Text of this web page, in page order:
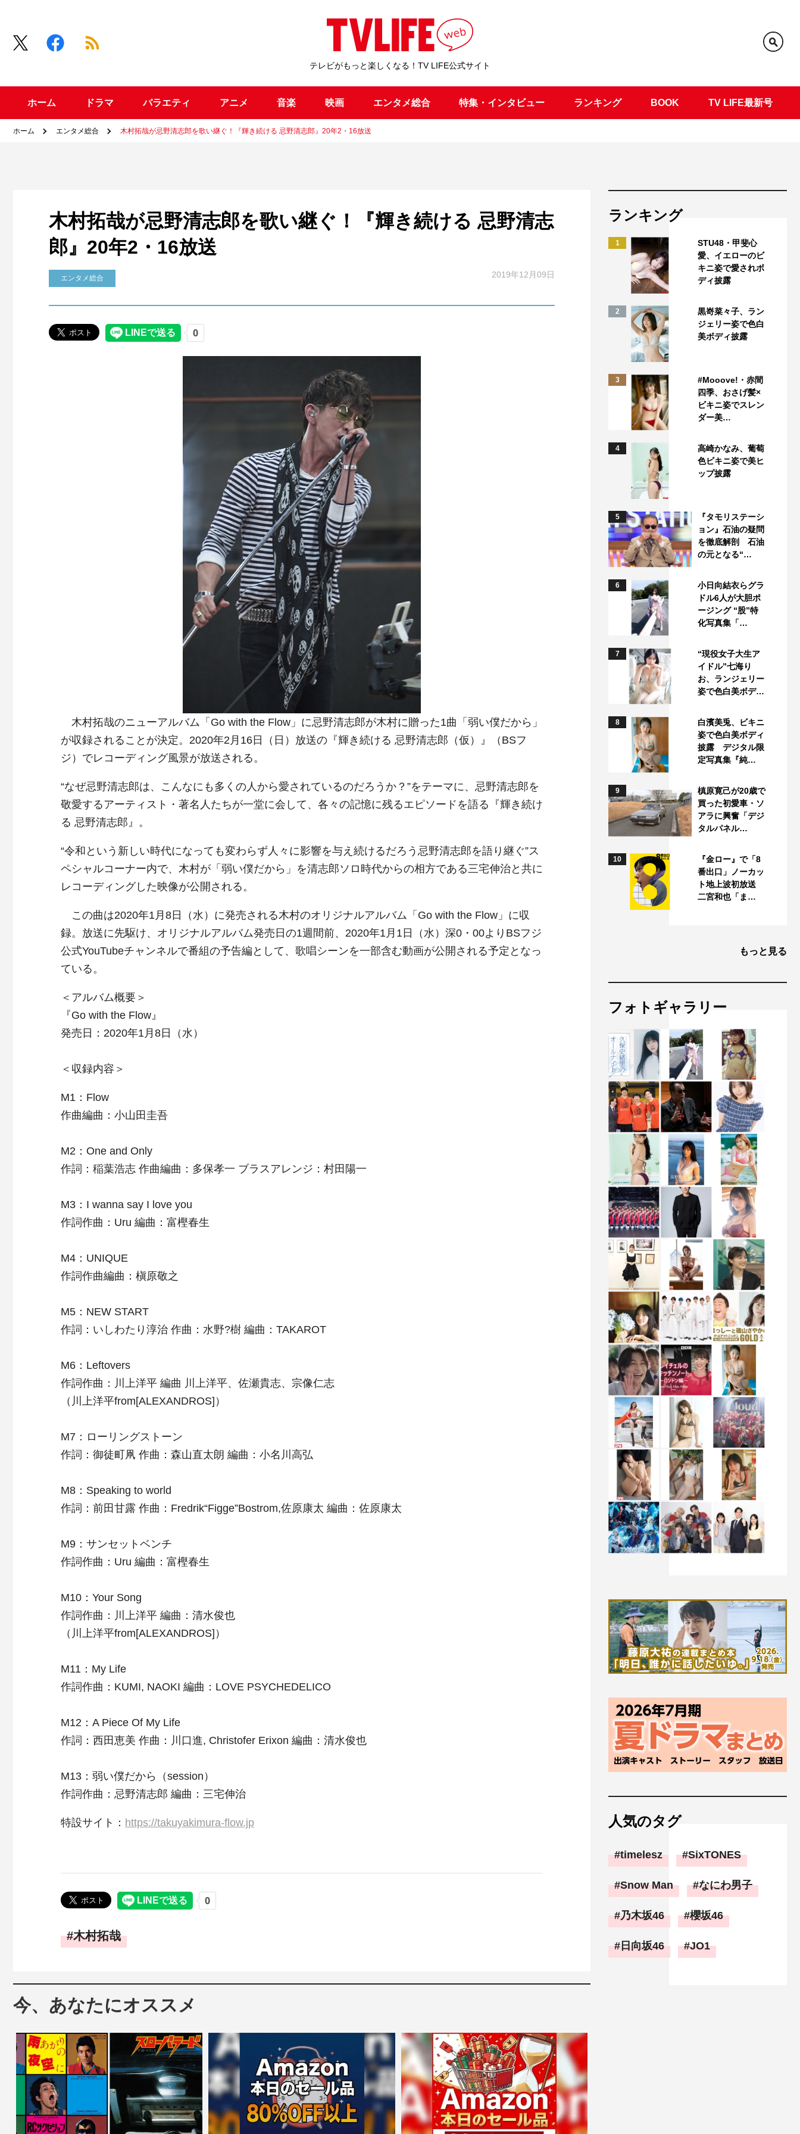
テレビがもっと楽しくなる！TV LIFE公式サイト
ホーム ドラマ バラエティ アニメ 音楽 映画 エンタメ総合 特集・インタビュー ランキング BOOK TV LIFE最新号
ホーム エンタメ総合 木村拓哉が忌野清志郎を歌い継ぐ！『輝き続ける 忌野清志郎』20年2・16放送
木村拓哉が忌野清志郎を歌い継ぐ！『輝き続ける 忌野清志
郎』20年2・16放送
エンタメ総合 2019年12月09日
木村拓哉のニューアルバム「Go with the Flow」に忌野清志郎が木村に贈った1曲「弱い僕だから」
が収録されることが決定。2020年2月16日（日）放送の『輝き続ける 忌野清志郎（仮）』（BSフ
ジ）でレコーディング風景が放送される。
“なぜ忌野清志郎は、こんなにも多くの人から愛されているのだろうか？”をテーマに、忌野清志郎を
敬愛するアーティスト・著名人たちが一堂に会して、各々の記憶に残るエピソードを語る『輝き続け
る 忌野清志郎』。
“令和という新しい時代になっても変わらず人々に影響を与え続けるだろう忌野清志郎を語り継ぐ”ス
ペシャルコーナー内で、木村が「弱い僕だから」を清志郎ソロ時代からの相方である三宅伸治と共に
レコーディングした映像が公開される。
この曲は2020年1月8日（水）に発売される木村のオリジナルアルバム「Go with the Flow」に収
録。放送に先駆け、オリジナルアルバム発売日の1週間前、2020年1月1日（水）深0・00よりBSフジ
公式YouTubeチャンネルで番組の予告編として、歌唱シーンを一部含む動画が公開される予定となっ
ている。
＜アルバム概要＞
『Go with the Flow』
発売日：2020年1月8日（水）
＜収録内容＞
M1：Flow
作曲編曲：小山田圭吾
M2：One and Only
作詞：稲葉浩志 作曲編曲：多保孝一 ブラスアレンジ：村田陽一
M3：I wanna say I love you
作詞作曲：Uru 編曲：富樫春生
M4：UNIQUE
作詞作曲編曲：槇原敬之
M5：NEW START
作詞：いしわたり淳治 作曲：水野?樹 編曲：TAKAROT
M6：Leftovers
作詞作曲：川上洋平 編曲 川上洋平、佐瀬貴志、宗像仁志
（川上洋平from[ALEXANDROS]）
M7：ローリングストーン
作詞：御徒町凧 作曲：森山直太朗 編曲：小名川高弘
M8：Speaking to world
作詞：前田甘露 作曲：Fredrik“Figge”Bostrom,佐原康太 編曲：佐原康太
M9：サンセットベンチ
作詞作曲：Uru 編曲：富樫春生
M10：Your Song
作詞作曲：川上洋平 編曲：清水俊也
（川上洋平from[ALEXANDROS]）
M11：My Life
作詞作曲：KUMI, NAOKI 編曲：LOVE PSYCHEDELICO
M12：A Piece Of My Life
作詞：西田恵美 作曲：川口進, Christofer Erixon 編曲：清水俊也
M13：弱い僕だから（session）
作詞作曲：忌野清志郎 編曲：三宅伸治
特設サイト： https://takuyakimura-flow.jp
木村拓哉
今、あなたにオススメ
ランキング
1
STU48・甲斐心
愛、イエローのビ
キニ姿で愛されボ
ディ披露
2
黒嵜菜々子、ラン
ジェリー姿で色白
美ボディ披露
3
#Mooove!・赤間
四季、おさげ髪×
ビキニ姿でスレン
ダー美…
4
高崎かなみ、葡萄
色ビキニ姿で美ヒ
ップ披露
5
『タモリステーシ
ョン』石油の疑問
を徹底解剖 石油
の元となる“…
6
小日向結衣らグラ
ドル6人が大胆ポ
ージング “股”特
化写真集「…
7
“現役女子大生ア
イドル”七海り
お、ランジェリー
姿で色白美ボデ…
8
白濱美兎、ビキニ
姿で色白美ボディ
披露 デジタル限
定写真集『純…
9
槙原寛己が20歳で
買った初愛車・ソ
アラに興奮「デジ
タルパネル…
10
『金ロー』で「8
番出口」ノーカッ
ト地上波初放送
二宮和也「ま…
もっと見る
フォトギャラリー
人気のタグ
timelesz SixTONES
Snow Man なにわ男子
乃木坂46 櫻坂46
日向坂46 JO1